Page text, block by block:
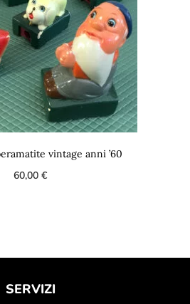
vintage anni ’60
60,00€
SERVIZI